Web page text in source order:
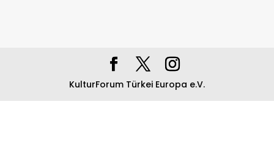
KulturForum Türkei Europa e.V.